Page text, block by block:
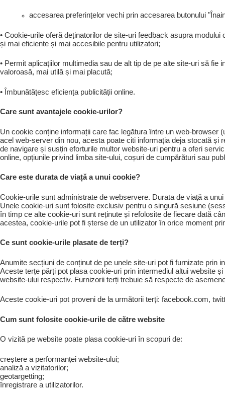
accesarea preferințelor vechi prin accesarea butonului
• Cookie-urile oferă deținatorilor de site-uri feedback asupra
și mai eficiente și mai accesibile pentru utilizatori;
• Permit aplicațiilor multimedia sau de alt tip de pe alte site-uri să
valoroasă, mai utilă și mai placută;
• Îmbunătățesc eficiența publicității online.
Care sunt avantajele cookie-urilor?
Un cookie conține informații care fac legătura între un web-
acel web-server din nou, acesta poate citi informația deja stocată
de navigare și susțin eforturile multor website-uri pentru a oferi
online, opțiunile privind limba site-ului, coșuri de cumpărături sau
Care este durata de viață a unui cookie?
Cookie-urile sunt administrate de webservere. Durata de viață a
Unele cookie-uri sunt folosite exclusiv pentru o singură sesiune
în timp ce alte cookie-uri sunt reținute și refolosite de fiecare dată
acestea, cookie-urile pot fi șterse de un utilizator în orice moment
Ce sunt cookie-urile plasate de terți?
Anumite secțiuni de conținut de pe unele site-uri pot fi furnizate
Aceste terțe părți pot plasa cookie-uri prin intermediul altui website
website-ului respectiv. Furnizorii terți trebuie să respecte de
Aceste cookie-uri pot proveni de la următorii terți: facebook.com,
Cum sunt folosite cookie-urile de către website
O vizită pe website poate plasa cookie-uri în scopuri de:
creștere a performanței website-ului;
analiză a vizitatorilor;
geotargetting;
înregistrare a utilizatorilor.